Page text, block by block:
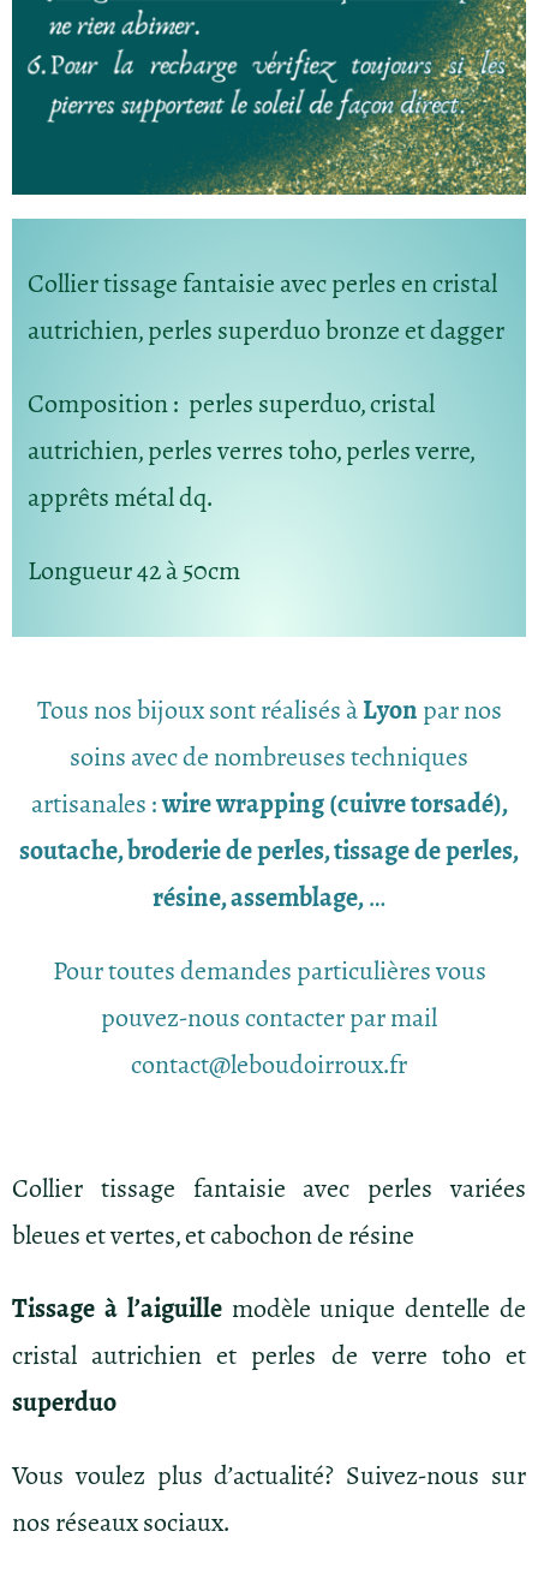
Collier tissage fantaisie avec perles en cristal
autrichien, perles superduo bronze et dagger
Composition : perles superduo, cristal
autrichien, perles verres toho, perles verre,
apprêts métal dq.
Longueur42 à 50cm
Tous nos bijoux sont réalisés àLyonpar nos
soins avec de nombreuses techniques
artisanales :wire wrapping (cuivre torsadé),
soutache, broderie de perles, tissage de perles,
résine, assemblage,…
Pour toutes demandes particulières vous
pouvez-nous contacter par mail
contact@leboudoirroux.fr
Collier tissage fantaisie avec perles variées
bleues et vertes, et cabochon de résine
Tissage à l’aiguillemodèle unique dentelle de
cristal autrichien et perles de verre toho et
superduo
Vous voulez plus d’actualité? Suivez-nous sur
nos réseaux sociaux.